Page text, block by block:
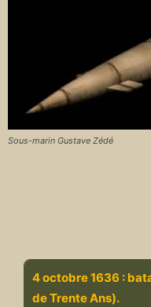
Sous-marin Gustave Zédé
4 octobre 1636 :
de Trente Ans).